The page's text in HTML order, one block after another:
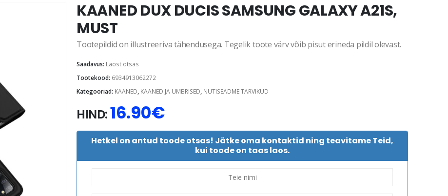
KAANED DUX DUCIS SAMSUNG GALAXY A21S,
MUST
Tootepildid on illustreeriva tähendusega. Tegelik toote värv võib pisut erineda pildil olevast.
Saadavus: Laost otsas
Tootekood: 6934913062272
Kategooriad: KAANED, KAANED JA ÜMBRISED, NUTISEADME TARVIKUD
HIND:16.90€
Hetkel on antud toode otsas! Jätke oma kontaktid ning teavitame Teid,
kui toode on taas laos.